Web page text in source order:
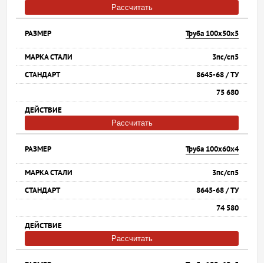
Рассчитать
Труба 100х50х5
3пс/сп5
8645-68 / ТУ
75 680
Рассчитать
Труба 100х60х4
3пс/сп5
8645-68 / ТУ
74 580
Рассчитать